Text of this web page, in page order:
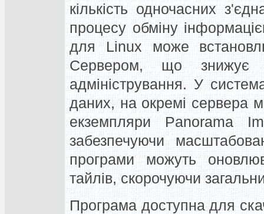
кількість одночасних
процесу обміну
для Linux може
Сервером, що знижує
адміністрування. У
даних, на окремі сервера
екземпляри Panorama
забезпечуючи
програми можуть
тайлів, скорочуючи
Програма доступна для